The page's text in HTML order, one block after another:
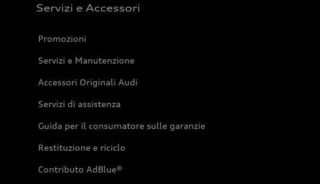
Servizi e Accessori
Promozioni
Servizi e Manutenzione
Accessori Originali Audi
Servizi di assistenza
Guida per il consumatore sulle garanzie
Restituzione e riciclo
Contributo AdBlue®